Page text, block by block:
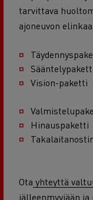
tarvittava
ajoneuvon
Vision-paketti
Hinauspaketti
Ota yhteyttä
jälleenmyyjään ja